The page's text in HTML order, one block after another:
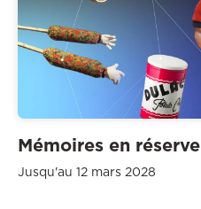
Mémoires en réserve
Jusqu'au 12 mars 2028